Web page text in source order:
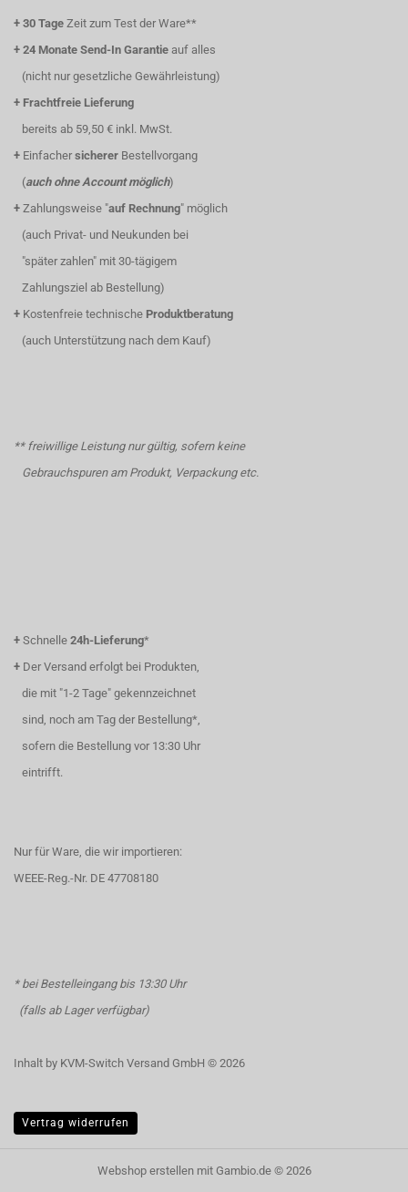
+ 30 Tage Zeit zum Test der Ware**
+ 24 Monate Send-In Garantie auf alles
(nicht nur gesetzliche Gewährleistung)
+ Frachtfreie Lieferung
bereits ab 59,50 € inkl. MwSt.
+ Einfacher sicherer Bestellvorgang
(auch ohne Account möglich)
+ Zahlungsweise "auf Rechnung" möglich
(auch Privat- und Neukunden bei
"später zahlen" mit 30-tägigem
Zahlungsziel ab Bestellung)
+ Kostenfreie technische Produktberatung
(auch Unterstützung nach dem Kauf)
** freiwillige Leistung nur gültig, sofern keine
Gebrauchspuren am Produkt, Verpackung etc.
+ Schnelle 24h-Lieferung*
+ Der Versand erfolgt bei Produkten,
die mit "1-2 Tage" gekennzeichnet
sind, noch am Tag der Bestellung*,
sofern die Bestellung vor 13:30 Uhr
eintrifft.
Nur für Ware, die wir importieren:
WEEE-Reg.-Nr. DE 47708180
* bei Bestelleingang bis 13:30 Uhr
(falls ab Lager verfügbar)
Inhalt by KVM-Switch Versand GmbH © 2026
Vertrag widerrufen
Webshop erstellenmit Gambio.de © 2026